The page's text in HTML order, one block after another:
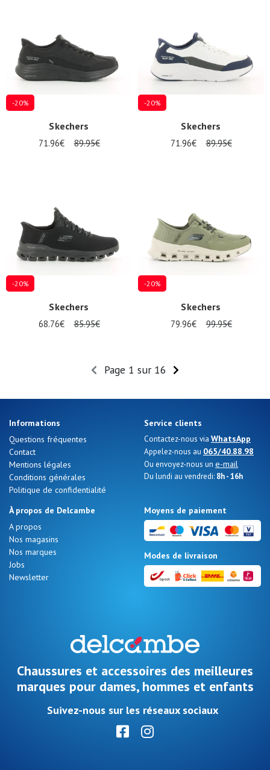
-20%
Skechers
71.96€ 89.95€
-20%
Skechers
71.96€ 89.95€
-20%
Skechers
68.76€ 85.95€
-20%
Skechers
79.96€ 99.95€
Page 1 sur 16
Informations
Questions fréquentes
Contact
Mentions légales
Conditions générales
Politique de confidentialité
Service clients
Contactez-nous via WhatsApp
Appelez-nous au 065/40.88.98
Ou envoyez-nous un e-mail
Du lundi au vendredi: 8h - 16h
À propos de Delcambe
A propos
Nos magasins
Nos marques
Jobs
Newsletter
Moyens de paiement
Modes de livraison
Chaussures et accessoires des meilleures
marques pour dames, hommes et enfants
Suivez-nous sur les réseaux sociaux